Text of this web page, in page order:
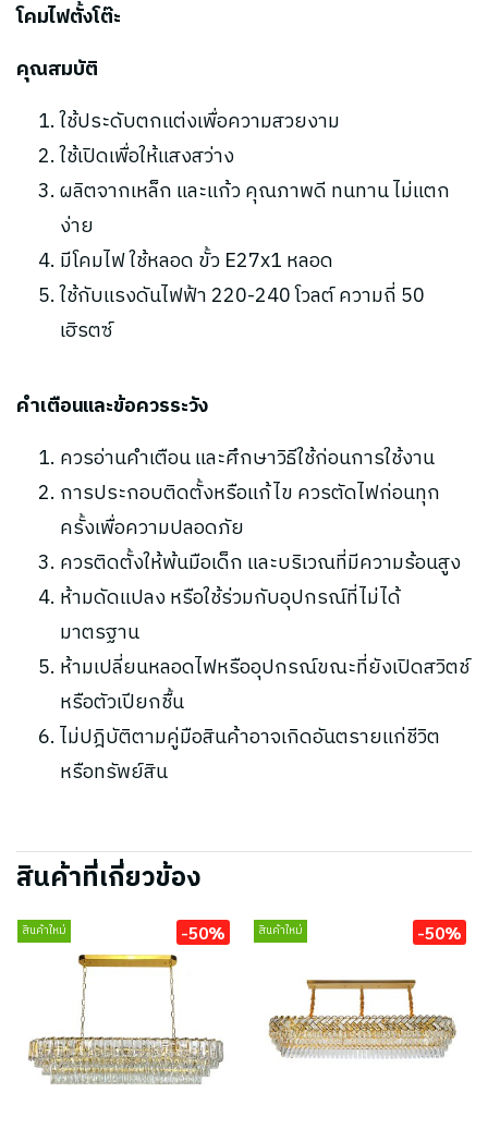
โคมไฟตั้งโต๊ะ
คุณสมบัติ
ใช้ประดับตกแต่งเพื่อความสวยงาม
ใช้เปิดเพื่อให้แสงสว่าง
ผลิตจากเหล็ก และแก้ว คุณภาพดี ทนทาน ไม่แตก
ง่าย
มีโคมไฟ ใช้หลอด ขั้ว E27x1 หลอด
ใช้กับแรงดันไฟฟ้า 220-240 โวลต์ ความถี่ 50
เฮิรตซ์
คำเตือนและข้อควรระวัง
ควรอ่านคำเตือน และศึกษาวิธีใช้ก่อนการใช้งาน
การประกอบติดตั้งหรือแก้ไข ควรตัดไฟก่อนทุก
ครั้งเพื่อความปลอดภัย
ควรติดตั้งให้พ้นมือเด็ก และบริเวณที่มีความร้อนสูง
ห้ามดัดแปลง หรือใช้ร่วมกับอุปกรณ์ที่ไม่ได้
มาตรฐาน
ห้ามเปลี่ยนหลอดไฟหรืออุปกรณ์ขณะที่ยังเปิดสวิตช์
หรือตัวเปียกชื้น
ไม่ปฎิบัติตามคู่มือสินค้าอาจเกิดอันตรายแก่ชีวิต
หรือทรัพย์สิน
สินค้าที่เกี่ยวข้อง
สินค้าใหม่ -50% สินค้าใหม่ -50%